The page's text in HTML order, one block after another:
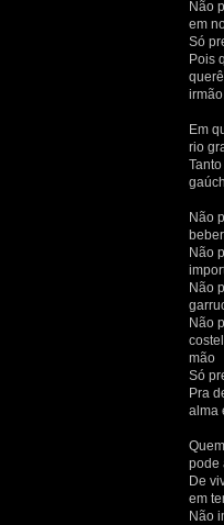
Não
em
Só
Pois
Em
rio
Não
Não
Não
Não
mão
Só
Pra
alma
pode
De
em
Não